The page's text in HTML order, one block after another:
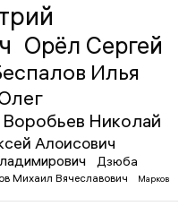
Орёл Сергей
Илья
Воробьев Николай
Алоисович
Дзюба
Михаил Вячеславович
Марков